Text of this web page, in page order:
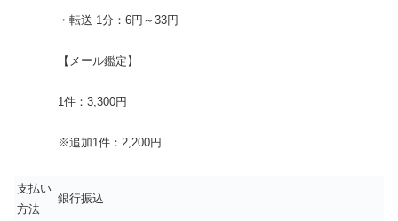
・転送 1分：6円～33円
【メール鑑定】
1件：3,300円
※追加1件：2,200円
支払い
方法
銀行振込